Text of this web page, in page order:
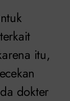
itu,
dokter